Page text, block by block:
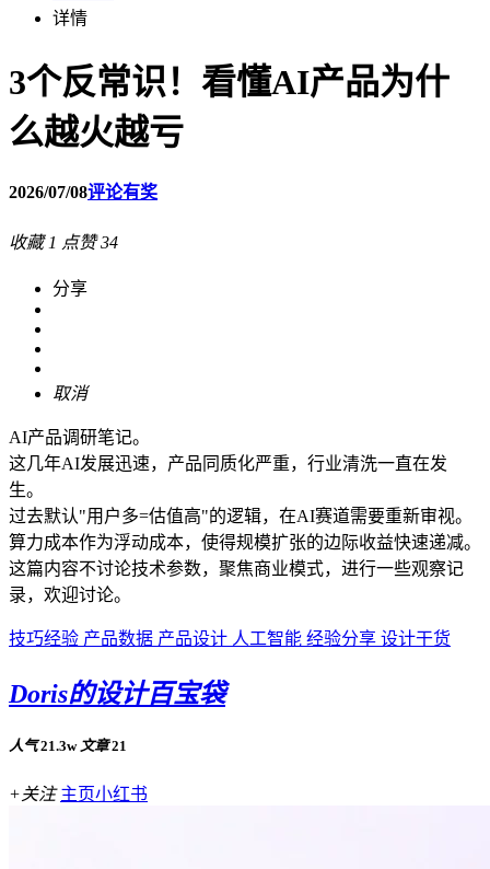
详情
3个反常识！看懂AI产品为什
么越火越亏
2026/07/08评论有奖
收藏 1 点赞 34
分享
取消
AI产品调研笔记。
这几年AI发展迅速，产品同质化严重，行业清洗一直在发
生。
过去默认"用户多=估值高"的逻辑，在AI赛道需要重新审视。
算力成本作为浮动成本，使得规模扩张的边际收益快速递减。
这篇内容不讨论技术参数，聚焦商业模式，进行一些观察记
录，欢迎讨论。
技巧经验 产品数据 产品设计 人工智能 经验分享 设计干货
Doris的设计百宝袋
人气 21.3w 文章 21
+关注 主页小红书